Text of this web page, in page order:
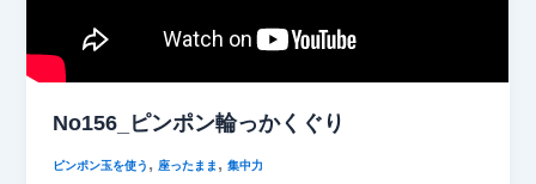
No156_ピンポン輪っかくぐり
ピンポン玉を使う , 座ったまま ,集中力